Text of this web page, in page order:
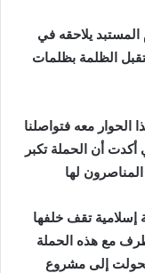
يلاحقه في
الظلمة بظلمات
الحوار معه فتواصلنا
أن الحملة تكبر
لها
تقف خلفها
طرف مع هذه الحملة
إلى مشروع